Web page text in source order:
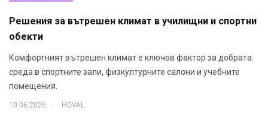
Решения за вътрешен климат в училищни и спортни
обекти
Комфортният вътрешен климат е ключов фактор за добрата
среда в спортните зали, физкултурните салони и учебните
помещения.
10.06.2026 . HOVAL